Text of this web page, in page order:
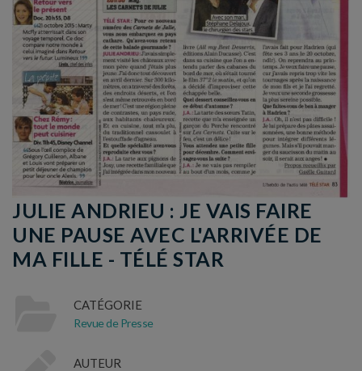
JULIE ANDRIEU : JE VAIS FAIRE
UNE PAUSE AVEC L'ARRIVÉE DE
MA FILLE - TÉLÉ STAR
CATÉGORIE
Revue de Presse
AUTEUR